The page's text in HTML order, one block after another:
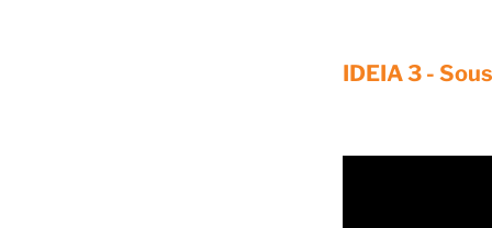
IDEIA 3 -